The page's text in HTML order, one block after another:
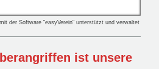
der Software "easyVerein" unterstützt und verwaltet
ist unsere